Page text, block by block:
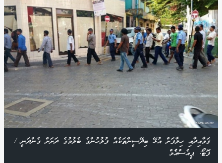
ޤަވާއިދާއި ހިލާފަށް އުޅޭ ބިދޭސީންތަކެއް ފުލުހުންގެ ބެލުމުގެ ދަށަށް ގެންދަނީ /
ފޮޓޯ: ޕީއެސްއެެމް